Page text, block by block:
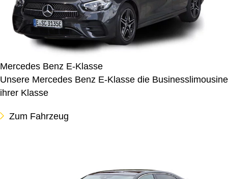
Mercedes Benz E-Klasse
Unsere Mercedes Benz E-Klasse die Businesslimousine
ihrer Klasse
Zum Fahrzeug